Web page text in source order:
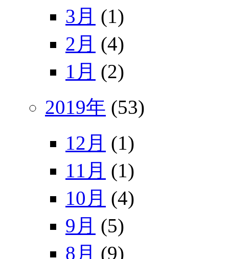
3月 (1)
2月 (4)
1月 (2)
2019年 (53)
12月 (1)
11月 (1)
10月 (4)
9月 (5)
8月 (9)